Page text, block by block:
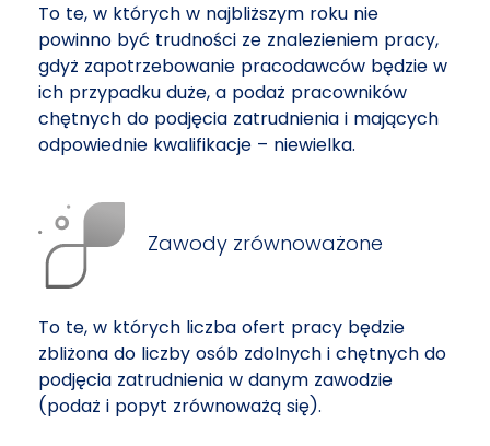
To te, w których w najbliższym roku nie
powinno być trudności ze znalezieniem pracy,
gdyż zapotrzebowanie pracodawców będzie w
ich przypadku duże, a podaż pracowników
chętnych do podjęcia zatrudnienia i mających
odpowiednie kwalifikacje – niewielka.
Zawody zrównoważone
To te, w których liczba ofert pracy będzie
zbliżona do liczby osób zdolnych i chętnych do
podjęcia zatrudnienia w danym zawodzie
(podaż i popyt zrównoważą się).